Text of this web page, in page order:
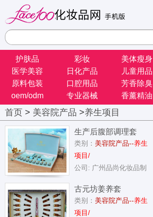
护肤品 彩妆 美体瘦身
医学美容
日化产品 儿童用品
原料包装
口腔用品 芳香除臭
oem/odm
专业器械 香薰精油
首页 > 美容院产品 >养生项目
生产后腹部调理套
类别： 美容院产品--养生
项目/
公司: 广州品尚化妆品制
古元坊姜养套
类别： 美容院产品--养生
项目/